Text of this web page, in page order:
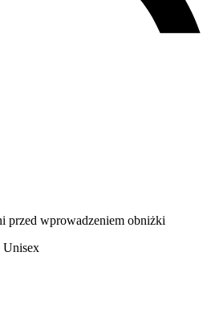
przed wprowadzeniem obniżki
Unisex